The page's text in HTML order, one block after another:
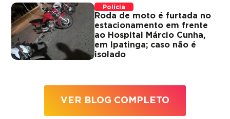
Polícia
Roda de moto é furtada no
estacionamento em frente
ao Hospital Márcio Cunha,
em Ipatinga; caso não é
isolado
VER BLOG COMPLETO